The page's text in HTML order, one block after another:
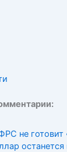
не готовит
останется